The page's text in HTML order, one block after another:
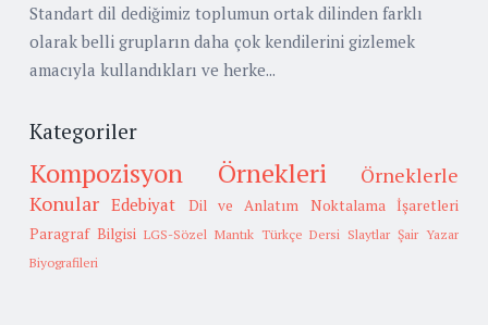
Standart dil dediğimiz toplumun ortak dilinden farklı
olarak belli grupların daha çok kendilerini gizlemek
amacıyla kullandıkları ve herke...
Kategoriler
Kompozisyon Örnekleri
Örneklerle
Konular Edebiyat Dil ve Anlatım
Noktalama İşaretleri
Paragraf Bilgisi LGS-Sözel Mantık Türkçe Dersi Slaytlar Şair Yazar
Biyografileri